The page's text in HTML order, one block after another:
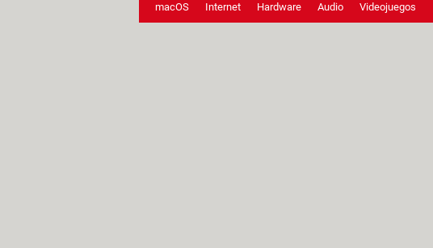
macOS Internet Hardware Audio Videojuegos